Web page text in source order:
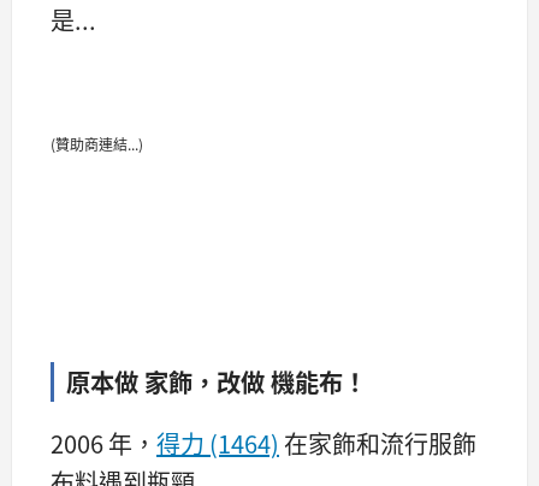
是...
(贊助商連結...)
原本做 家飾，改做 機能布！
2006 年， 得力 (1464) 在家飾和流行服飾